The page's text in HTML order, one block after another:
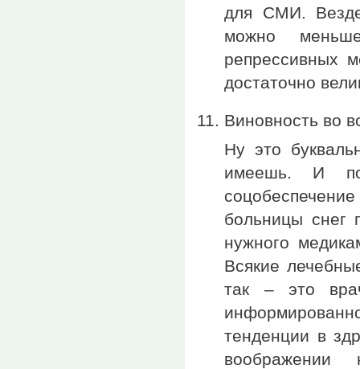
для СМИ.
можно
репрессивных
достаточно
Виновность во
Ну это
имеешь. И
больницы снег
нужного
Всякие
так – это
тенденции в
воображении